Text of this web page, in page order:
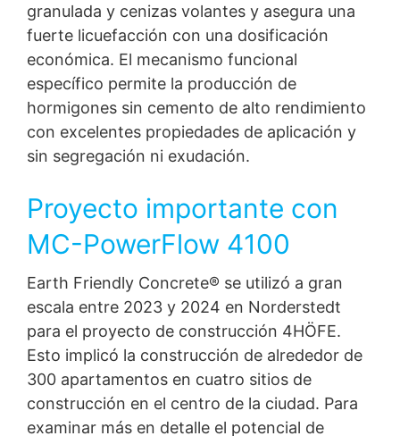
granulada y cenizas volantes y asegura una
fuerte licuefacción con una dosificación
económica. El mecanismo funcional
específico permite la producción de
hormigones sin cemento de alto rendimiento
con excelentes propiedades de aplicación y
sin segregación ni exudación.
Proyecto importante con
MC-PowerFlow 4100
Earth Friendly Concrete® se utilizó a gran
escala entre 2023 y 2024 en Norderstedt
para el proyecto de construcción 4HÖFE.
Esto implicó la construcción de alrededor de
300 apartamentos en cuatro sitios de
construcción en el centro de la ciudad. Para
examinar más en detalle el potencial de